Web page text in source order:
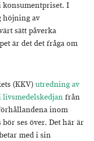
konsumentpriset. I
höjning av
sätt påverka
är det det fråga om
(KKV)utredning av
från
inom
ses över. Det här är
med i sin